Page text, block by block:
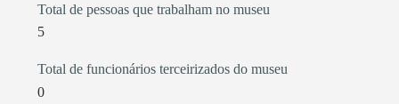
Total de pessoas que trabalham no museu
5
Total de funcionários terceirizados do museu
0